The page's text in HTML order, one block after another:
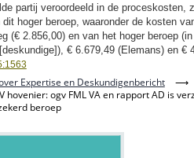
partij veroordeeld in de proceskosten,
hoger beroep, waaronder de kosten
(€ 2.856,00) en van het hoger beroep
€ 6.679,49 (Elemans) en €
Expertise en Deskundigenbericht
⟶
hovenier: ogv FML VA en rapport AD is
beroep